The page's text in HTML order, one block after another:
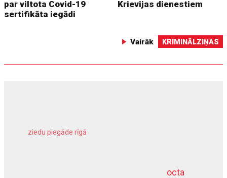
par viltota Covid-19
sertifikāta iegādi
Krievijas dienestiem
Vairāk KRIMINĀLZIŅAS
octa
ziedu piegāde rīgā
dziļurbums